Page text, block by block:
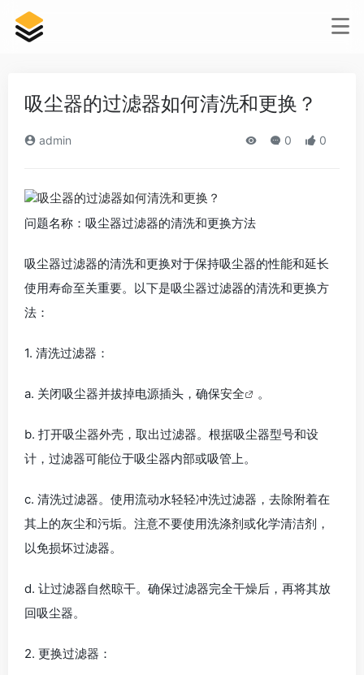
吸尘器的过滤器如何清洗和更换？
admin 0 0
问题名称：吸尘器过滤器的清洗和更换方法
吸尘器过滤器的清洗和更换对于保持吸尘器的性能和延长
使用寿命至关重要。以下是吸尘器过滤器的清洗和更换方
法：
1. 清洗过滤器：
a. 关闭吸尘器并拔掉电源插头，确保安全 。
b. 打开吸尘器外壳，取出过滤器。根据吸尘器型号和设
计，过滤器可能位于吸尘器内部或吸管上。
c. 清洗过滤器。使用流动水轻轻冲洗过滤器，去除附着在
其上的灰尘和污垢。注意不要使用洗涤剂或化学清洁剂，
以免损坏过滤器。
d. 让过滤器自然晾干。确保过滤器完全干燥后，再将其放
回吸尘器。
2. 更换过滤器：